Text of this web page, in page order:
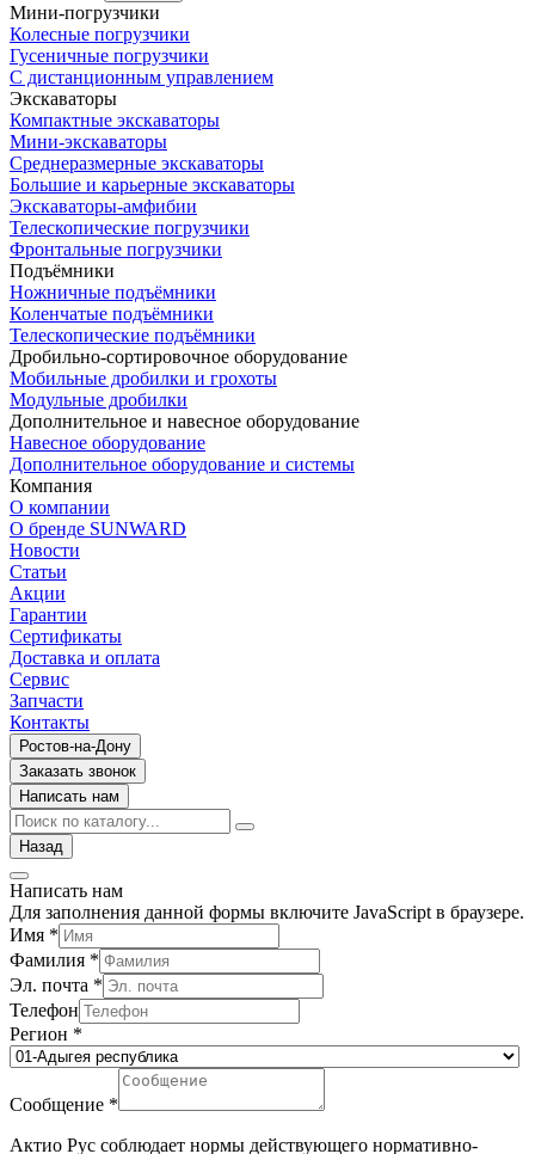
Мини-погрузчики
Колесные погрузчики
Гусеничные погрузчики
С дистанционным управлением
Экскаваторы
Компактные экскаваторы
Мини-экскаваторы
Среднеразмерные экскаваторы
Большие и карьерные экскаваторы
Экскаваторы-амфибии
Телескопические погрузчики
Фронтальные погрузчики
Подъёмники
Ножничные подъёмники
Коленчатые подъёмники
Телескопические подъёмники
Дробильно-сортировочное оборудование
Мобильные дробилки и грохоты
Модульные дробилки
Дополнительное и навесное оборудование
Навесное оборудование
Дополнительное оборудование и системы
Компания
О компании
О бренде SUNWARD
Новости
Статьи
Акции
Гарантии
Сертификаты
Доставка и оплата
Сервис
Запчасти
Контакты
Ростов-на-Дону
Заказать звонок
Написать нам
Назад
Написать нам
Для заполнения данной формы включите JavaScript в браузере.
Имя *
Фамилия *
Эл. почта *
Телефон
Регион *
Сообщение *
Актио Рус соблюдает нормы действующего нормативно-